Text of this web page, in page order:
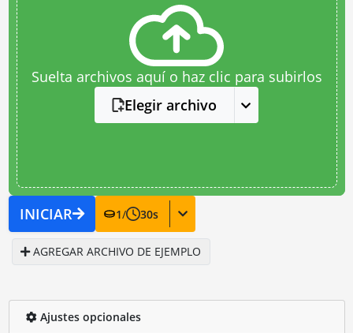
Suelta archivos aquí o haz clic para subirlos
Elegir archivo
INICIAR 1/ 30s
AGREGAR ARCHIVO DE EJEMPLO
Ajustes opcionales